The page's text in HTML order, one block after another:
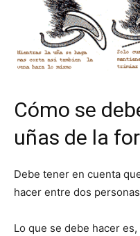
Cómo se
uñas de la
Debe tener en cuenta
hacer entre dos
Lo que se debe hacer